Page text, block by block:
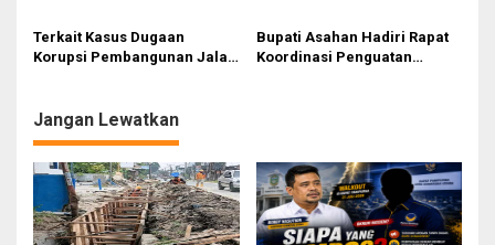
PT Inalum
Terkait Kasus Dugaan
Korupsi Pembangunan Jalan
Bupati Asahan Hadiri Rapat
Koordinasi Penguatan
Jangan Lewatkan